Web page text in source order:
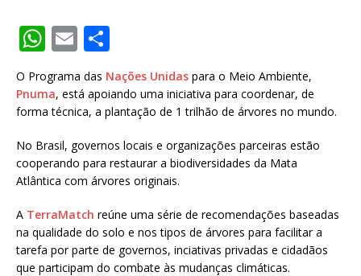
W
at
s
A
p
p
E
m
ai
l
h
ar
e
O Programa das Nações Unidas para o Meio Ambiente,
Pnuma, está apoiando uma iniciativa para coordenar, de
forma técnica, a plantação de 1 trilhão de árvores no mundo.
No Brasil, governos locais e organizações parceiras estão
cooperando para restaurar a biodiversidades da Mata
Atlântica com árvores originais.
A TerraMatch reúne uma série de recomendações baseadas
na qualidade do solo e nos tipos de árvores para facilitar a
tarefa por parte de governos, inciativas privadas e cidadãos
que participam do combate às mudanças climáticas.